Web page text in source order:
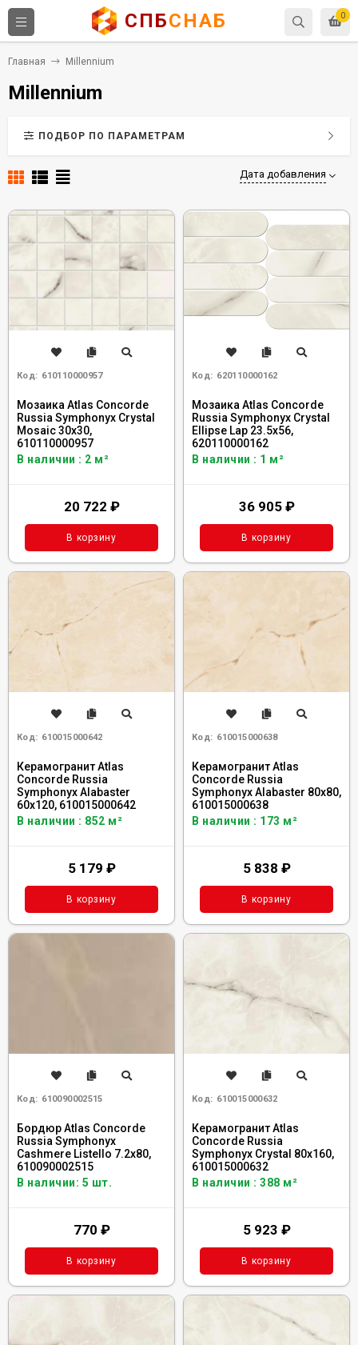
0
СПБСНАБ
Главная Millennium
Millennium
ПОДБОР ПО ПАРАМЕТРАМ
Дата добавления
Код: 610110000957
Мозаика Atlas Concorde
Russia Symphonyx Crystal
Mosaic 30x30,
610110000957
В наличии : 2 м²
20 722 ₽
В корзину
Код: 620110000162
Мозаика Atlas Concorde
Russia Symphonyx Crystal
Ellipse Lap 23.5x56,
620110000162
В наличии : 1 м²
36 905 ₽
В корзину
Код: 610015000642
Керамогранит Atlas
Concorde Russia
Symphonyx Alabaster
60x120, 610015000642
В наличии : 852 м²
5 179 ₽
В корзину
Код: 610015000638
Керамогранит Atlas
Concorde Russia
Symphonyx Alabaster 80x80,
610015000638
В наличии : 173 м²
5 838 ₽
В корзину
Код: 610090002515
Бордюр Atlas Concorde
Russia Symphonyx
Cashmere Listello 7.2x80,
610090002515
В наличии: 5 шт.
770 ₽
В корзину
Код: 610015000632
Керамогранит Atlas
Concorde Russia
Symphonyx Crystal 80x160,
610015000632
В наличии : 388 м²
5 923 ₽
В корзину